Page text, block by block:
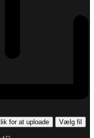
for at uploade Vælg fil